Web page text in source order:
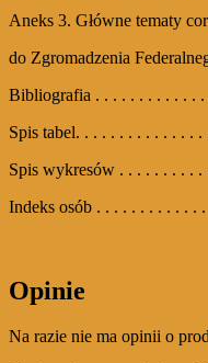
Aneks 3. Główne tematy
do Zgromadzenia
Bibliografia . . . . . . . . . . . .
Spis tabel. . . . . . . . . . . . . .
Spis wykresów . . . . . . . . .
Indeks osób . . . . . . . . . . . .
Opinie
Na razie nie ma opinii o